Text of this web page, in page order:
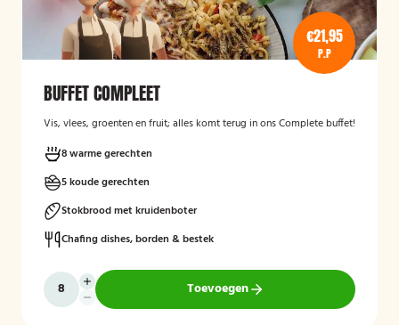
€21,95
P.P
BUFFET COMPLEET
Vis, vlees, groenten en fruit; alles komt terug in ons Complete buffet!
8 warme gerechten
5 koude gerechten
Stokbrood met kruidenboter
Chafing dishes, borden & bestek
Toevoegen